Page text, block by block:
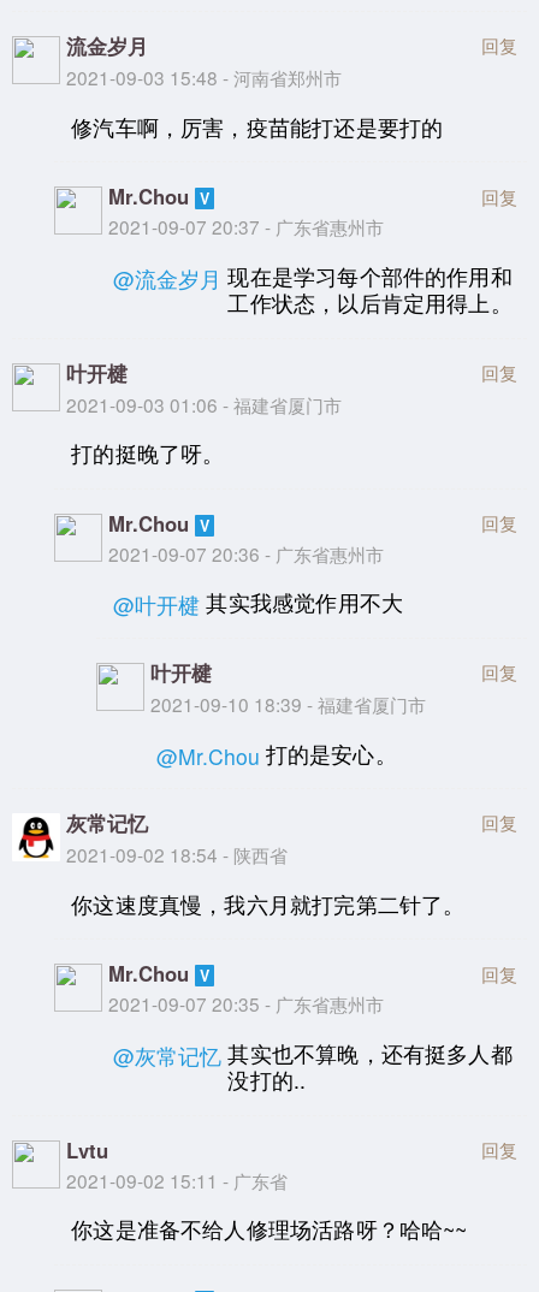
流金岁月
2021-09-03 15:48 - 河南省郑州市
回复
修汽车啊，厉害，疫苗能打还是要打的
Mr.Chou
2021-09-07 20:37 - 广东省惠州市
回复
@流金岁月 现在是学习每个部件的作用和
工作状态，以后肯定用得上。
叶开楗
2021-09-03 01:06 - 福建省厦门市
回复
打的挺晚了呀。
Mr.Chou
2021-09-07 20:36 - 广东省惠州市
回复
@叶开楗 其实我感觉作用不大
叶开楗
2021-09-10 18:39 - 福建省厦门市
回复
@Mr.Chou 打的是安心。
灰常记忆
2021-09-02 18:54 - 陕西省
回复
你这速度真慢，我六月就打完第二针了。
Mr.Chou
2021-09-07 20:35 - 广东省惠州市
回复
@灰常记忆 其实也不算晚，还有挺多人都
没打的..
Lvtu
2021-09-02 15:11 - 广东省
回复
你这是准备不给人修理场活路呀？哈哈~~